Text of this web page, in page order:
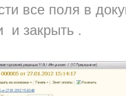
все поля в
и закрыть .